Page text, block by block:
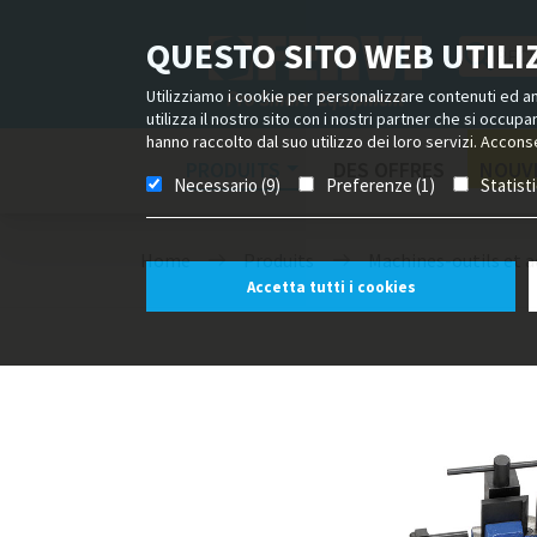
QUESTO SITO WEB
Utilizziamo i cookie per personalizzare contenuti ed
utilizza il nostro sito con i nostri partner che si
hanno raccolto dal suo utilizzo dei loro servizi.
Necessario (9) Preferenze (1)
Accetta tutti i cookies
Home Produits Machines-outils et